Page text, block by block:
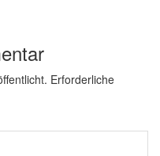
Erforderliche